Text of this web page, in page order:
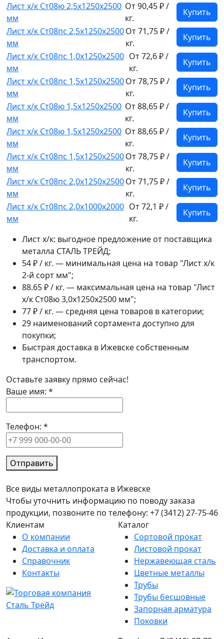
Лист х/к Ст08ю 2,5x1250x2500
мм
От 90,45 ₽ /
кг.
Купить
Лист х/к Ст08пс 2,5x1250x2500
мм
От 71,75 ₽ /
кг.
Купить
Лист х/к Ст08пс 1,0x1250x2500
мм
От 72,6 ₽ /
кг.
Купить
Лист х/к Ст08пс 1,5x1250x2500
мм
От 78,75 ₽ /
кг.
Купить
Лист х/к Ст08ю 1,5x1250x2500
мм
От 88,65 ₽ /
кг.
Купить
Лист х/к Ст08ю 1,5x1250x2500
мм
От 88,65 ₽ /
кг.
Купить
Лист х/к Ст08пс 1,5x1250x2500
мм
От 78,75 ₽ /
кг.
Купить
Лист х/к Ст08пс 2,0x1250x2500
мм
От 71,75 ₽ /
кг.
Купить
Лист х/к Ст08пс 2,0x1000x2000
мм
От 72,1 ₽ /
кг.
Купить
Лист х/к: выгодное предложение от поставщика
металла СТАЛЬ ТРЕЙД;
54 ₽ / кг. — минимальная цена на товар "Лист х/к
2-й сорт мм";
88.65 ₽ / кг. — максимальная цена на товар "Лист
х/к Ст08ю 3,0x1250x2500 мм";
77 ₽ / кг. — средняя цена товаров в категории;
29 наименований сортамента доступно для
покупки;
Быстрая доставка в Ижевске собственным
транспортом.
Оставьте заявку прямо сейчас!
Ваше имя: *
Телефон: *
Отправить
Все виды металлопроката в Ижевске
Чтобы уточнить информацию по поводу заказа
продукции, позвоните по телефону: +7 (3412) 27-75-46
Клиентам
О компании
Доставка и оплата
Справочник
Контакты
Каталог
Сортовой прокат
Листовой прокат
Нержавеющая сталь
Цветные металлы
Трубы
Трубы бесшовные
Запорная арматура
Поковки